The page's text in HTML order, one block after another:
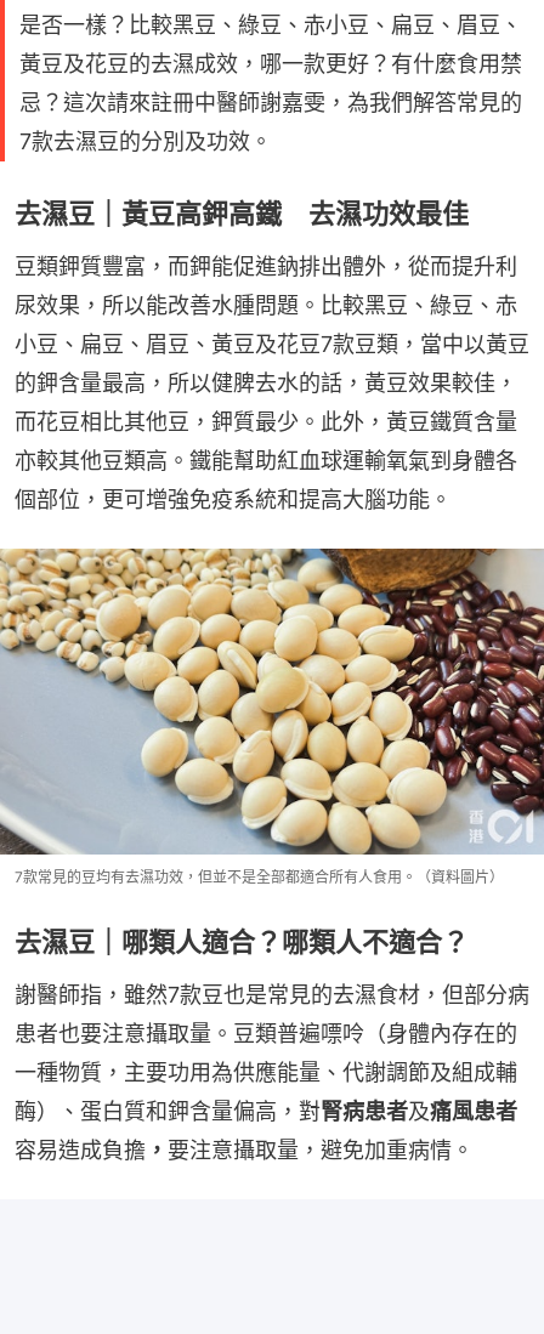
是否一樣？比較黑豆、綠豆、赤小豆、扁豆、眉豆、
黃豆及花豆的去濕成效，哪一款更好？有什麼食用禁
忌？這次請來註冊中醫師謝嘉雯，為我們解答常見的
7款去濕豆的分別及功效。
去濕豆｜黃豆高鉀高鐵 去濕功效最佳
豆類鉀質豐富，而鉀能促進鈉排出體外，從而提升利
尿效果，所以能改善水腫問題。比較黑豆、綠豆、赤
小豆、扁豆、眉豆、黃豆及花豆7款豆類，當中以黃豆
的鉀含量最高，所以健脾去水的話，黃豆效果較佳，
而花豆相比其他豆，鉀質最少。此外，黃豆鐵質含量
亦較其他豆類高。鐵能幫助紅血球運輸氧氣到身體各
個部位，更可增強免疫系統和提高大腦功能。
7款常見的豆均有去濕功效，但並不是全部都適合所有人食用。（資料圖片）
去濕豆｜哪類人適合？哪類人不適合？
謝醫師指，雖然7款豆也是常見的去濕食材，但部分病
患者也要注意攝取量。豆類普遍嘌呤（身體內存在的
一種物質，主要功用為供應能量、代謝調節及組成輔
酶）、蛋白質和鉀含量偏高，對腎病患者及痛風患者
容易造成負擔 ， 要注意攝取量，避免加重病情。